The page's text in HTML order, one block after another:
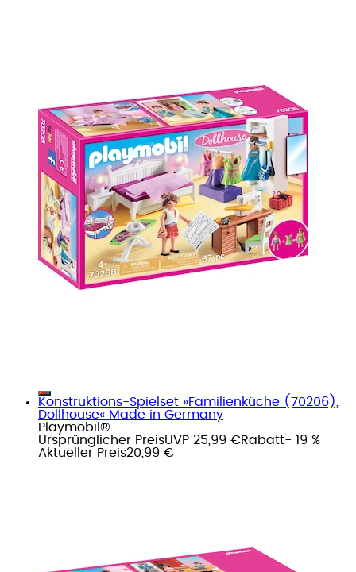
Konstruktions-Spielset »Familienküche (70206),
Dollhouse« Made in Germany
Playmobil®
Ursprünglicher PreisUVP 25,99 €Rabatt- 19 %
Aktueller Preis20,99 €